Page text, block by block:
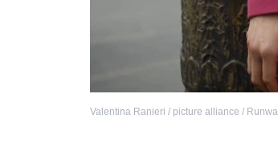
Valentina Ranieri / picture alliance /